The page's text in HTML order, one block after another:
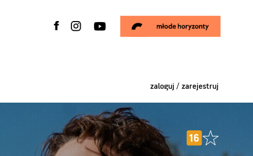
zaloguj / zarejestruj